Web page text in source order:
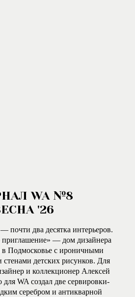
WA №8
'26
почти два десятка интерьеров.
— дом дизайнера
Подмосковье с ироничными
детских рисунков. Для
и коллекционер Алексей
для WA создал две сервировки-
серебром и антикварной